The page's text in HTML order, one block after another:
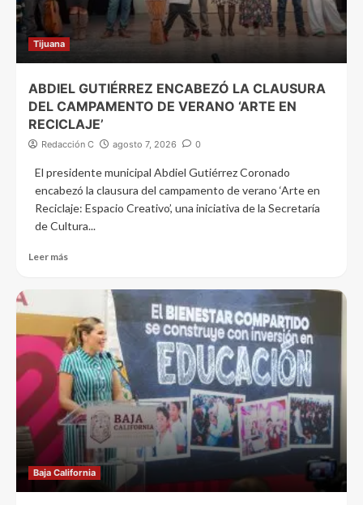
Tijuana
ABDIEL GUTIÉRREZ ENCABEZÓ LA CLAUSURA
DEL CAMPAMENTO DE VERANO ‘ARTE EN
RECICLAJE’
Redacción C agosto 7, 2026 0
El presidente municipal Abdiel Gutiérrez Coronado
encabezó la clausura del campamento de verano ‘Arte en
Reciclaje: Espacio Creativo’, una iniciativa de la Secretaría
de Cultura...
Leer más
Baja California